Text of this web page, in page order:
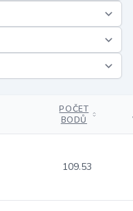
POČET
BODŮ
109.53